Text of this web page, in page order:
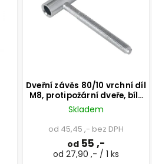
Dveřní závěs 80/10 vrchní díl
M8, protipožární dveře, bílý
pozink
Skladem
od 45,45 ,- bez DPH
od 55 ,-
od 27,90 ,- / 1 ks